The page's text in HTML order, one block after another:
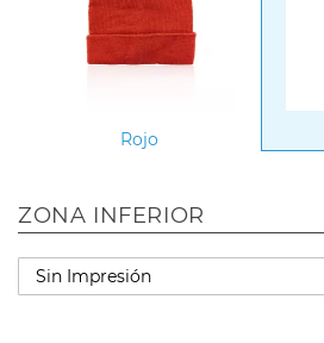
Rojo
ZONA INFERIOR